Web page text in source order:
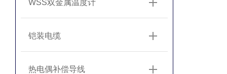
WSS双金属温度计
铠装电缆
热电偶补偿导线